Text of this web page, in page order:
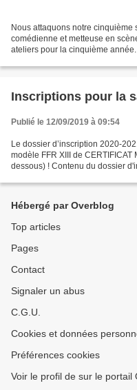
Nous attaquons notre cinquième
comédienne et metteuse en
ateliers pour la cinquième
Inscriptions pour la
Publié le 12/09/2019 à 09:54
Le dossier d’inscription 2020-
modèle FFR XIII de
dessous) ! Contenu du dossier
Hébergé par Overblog
Top articles
Pages
Contact
Signaler un abus
C.G.U.
Cookies et données
Préférences cookies
Voir le profil de sur le portail